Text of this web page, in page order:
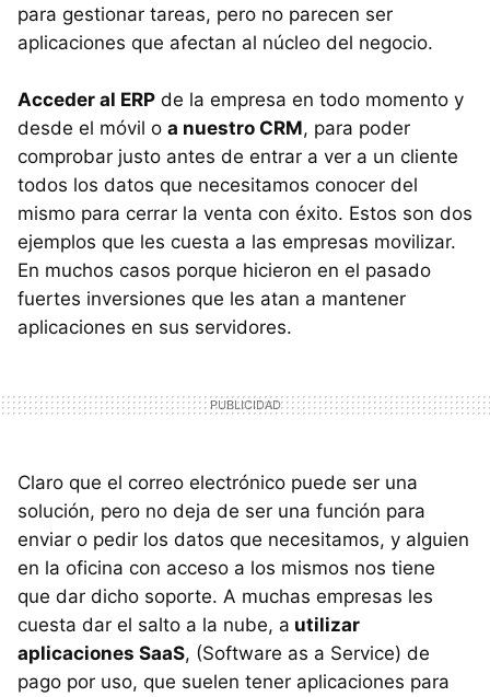
para gestionar tareas, pero no parecen ser
aplicaciones que afectan al núcleo del negocio.
Acceder al ERP de la empresa en todo momento y
desde el móvil o a nuestro CRM, para poder
comprobar justo antes de entrar a ver a un cliente
todos los datos que necesitamos conocer del
mismo para cerrar la venta con éxito. Estos son dos
ejemplos que les cuesta a las empresas movilizar.
En muchos casos porque hicieron en el pasado
fuertes inversiones que les atan a mantener
aplicaciones en sus servidores.
Claro que el correo electrónico puede ser una
solución, pero no deja de ser una función para
enviar o pedir los datos que necesitamos, y alguien
en la oficina con acceso a los mismos nos tiene
que dar dicho soporte. A muchas empresas les
cuesta dar el salto a la nube, a utilizar
aplicaciones SaaS, (Software as a Service) de
pago por uso, que suelen tener aplicaciones para